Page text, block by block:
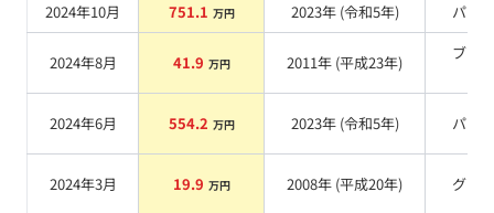
2024年10月
751.1 万円 2023年 (令和5年) パール
2024年8月 41.9 万円 2011年 (平成23年)
ブラ
2024年6月 554.2 万円 2023年 (令和5年) パール
2024年3月 19.9 万円 2008年 (平成20年) グレー